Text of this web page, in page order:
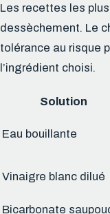
Les recettes les
dessèchement. Le
tolérance au risque
l’ingrédient choisi.
Solution
Eau bouillante
Vinaigre blanc dilué
Bicarbonate